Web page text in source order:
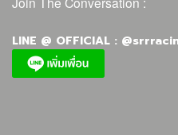
LINE @ OFFICIAL :